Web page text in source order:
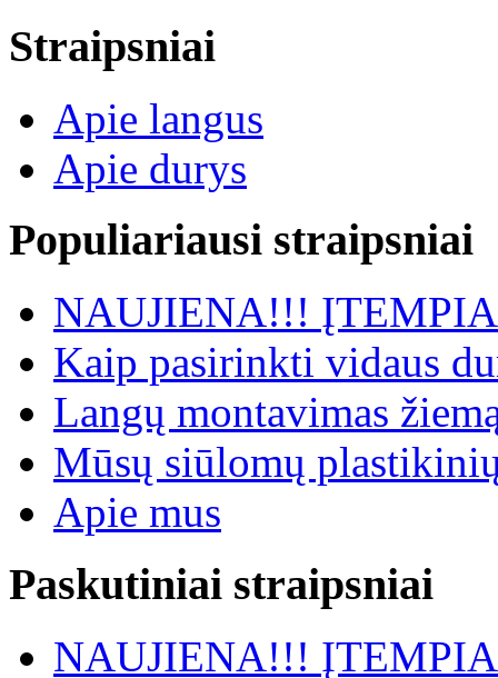
Straipsniai
Apie langus
Apie durys
Populiariausi straipsniai
NAUJIENA!!!
Kaip pasirinkti vidaus
Langų montavimas
Mūsų siūlomų
Apie mus
Paskutiniai straipsniai
NAUJIENA!!!